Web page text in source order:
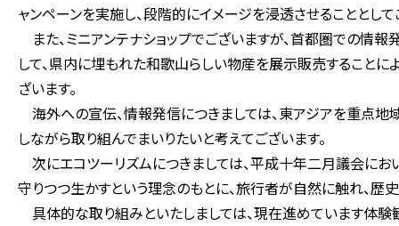
ャンペーンを実施し、段階的にイメージを浸透させることとして
また、ミニアンテナショップでございますが、首都圏での
して、県内に埋もれた和歌山らしい物産を展示販売すること
ざいます。
海外への宣伝、情報発信につきましては、東アジアを重点
しながら取り組んでまいりたいと考えてございます。
次にエコツーリズムにつきましては、平成十年二月議会に
守りつつ生かすという理念のもとに、旅行者が自然に触れ、歴
具体的な取り組みといたしましては、現在進めています体験